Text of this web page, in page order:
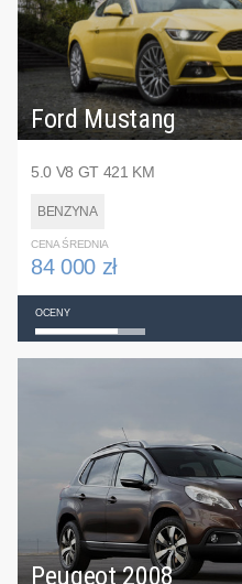
Ford Mustang
5.0 V8 GT 421 KM
BENZYNA
CENA ŚREDNIA
84 000 zł
OCENY
Peugeot 2008